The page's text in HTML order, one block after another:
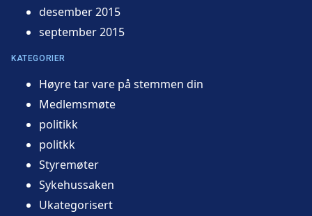
desember 2015
september 2015
KATEGORIER
Høyre tar vare på stemmen din
Medlemsmøte
politikk
politkk
Styremøter
Sykehussaken
Ukategorisert